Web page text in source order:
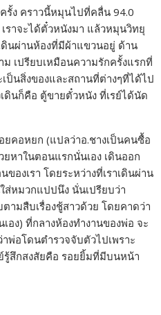
ง คราวนี้หมุนไปที่คลื่น 94.0
ราจะได้ตั๋วหนังมา แล้วหมุนวิทยุ
ดินผ่านห้องที่มีผ้าแขวนอยู่ ด้าน
ม เปรียบเหมือนความรักครั้งแรกที่
ป็นสิ่งของและสถานที่ต่างๆที่ได้ไป
ดินก็คือ ตู้ขายตั๋วหนัง ที่เรย์ได้นัด
ยคอหยก (แปลว่าอ.ชางเป็นคนซื้อ
ยหาในตอนแรกนั่นเอง เดินออก
องเรา โดยระหว่างที่เราเดินผ่าน
ส่หมวกแปปนึง นั่นเปรียบว่า
ามสืบเรื่องชู้สาวด้วย โดยคาดว่า
อง) ที่กลางห้องทำงานของพ่อ จะ
พ่อโดนตำรวจจับตัวไปเพราะ
รู้สึกสงสัยคือ รอยยิ้มที่มีบนหน้า